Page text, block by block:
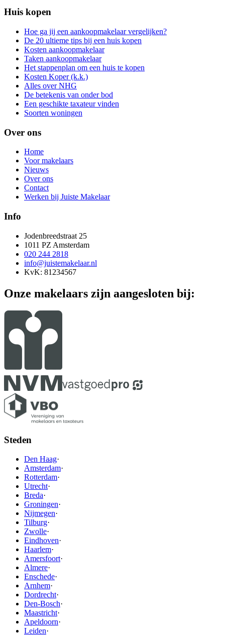
Huis kopen
Hoe ga jij een aankoopmakelaar vergelijken?
De 20 ultieme tips bij een huis kopen
Kosten aankoopmakelaar
Taken aankoopmakelaar
Het stappenplan om een huis te kopen
Kosten Koper (k.k.)
Alles over NHG
De betekenis van onder bod
Een geschikte taxateur vinden
Soorten woningen
Over ons
Home
Voor makelaars
Nieuws
Over ons
Contact
Werken bij Juiste Makelaar
Info
Jodenbreedstraat 25
1011 PZ Amsterdam
020 244 2818
info@juistemakelaar.nl
KvK: 81234567
Onze makelaars zijn aangesloten bij:
Steden
Den Haag·
Amsterdam·
Rotterdam·
Utrecht·
Breda·
Groningen·
Nijmegen·
Tilburg·
Zwolle·
Eindhoven·
Haarlem·
Amersfoort·
Almere·
Enschede·
Arnhem·
Dordrecht·
Den-Bosch·
Maastricht·
Apeldoorn·
Leiden·